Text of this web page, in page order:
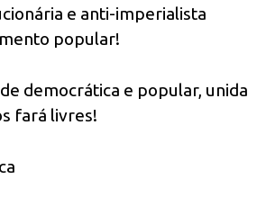
e anti-imperialista
popular!
democrática e popular, unida
fará livres!